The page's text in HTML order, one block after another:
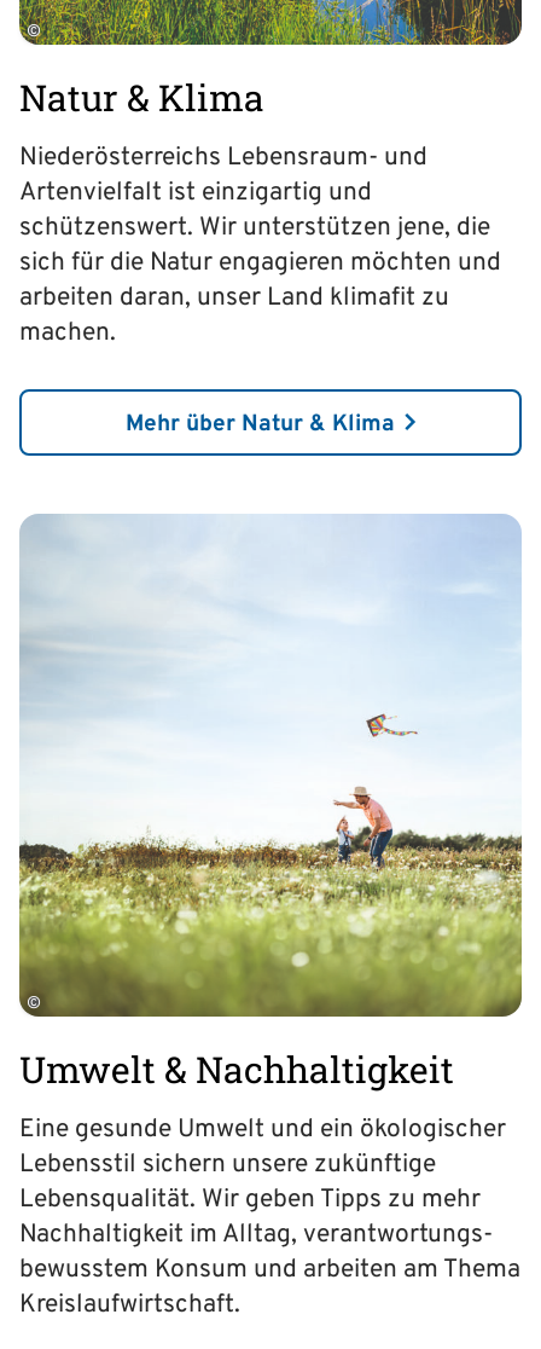
©
Natur & Klima
Niederösterreichs Lebensraum- und
Artenvielfalt ist einzigartig und
schützenswert. Wir unterstützen jene, die
sich für die Natur engagieren möchten und
arbeiten daran, unser Land klimafit zu
machen.
Mehr über Natur & Klima
©
Umwelt & Nachhaltigkeit
Eine gesunde Umwelt und ein ökologischer
Lebensstil sichern unsere zukünftige
Lebensqualität. Wir geben Tipps zu mehr
Nach­haltigkeit im Alltag, verantwortungs­­
bewusstem Konsum und arbeiten am Thema
Kreislauf­wirtschaft.